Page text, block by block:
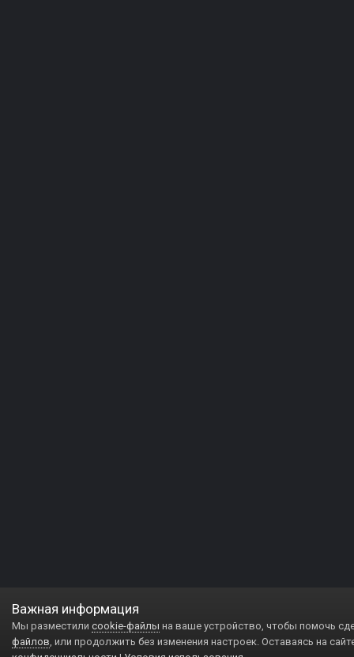
Важная информация
Мы разместили cookie-файлы на ваше устройство, чтобы помочь
файлов, или продолжить без изменения настроек. Оставаясь на